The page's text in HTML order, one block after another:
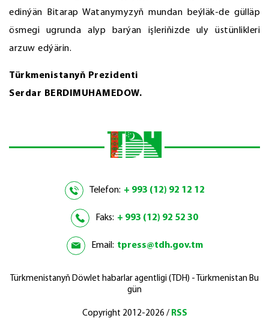
edinýän Bitarap Watanymyzyň mundan beýläk-de gülläp
ösmegi ugrunda alyp barýan işleriňizde uly üstünlikleri
arzuw edýärin.
Türkmenistanyň Prezidenti
Serdar BERDIMUHAMEDOW.
Telefon: + 993 (12) 92 12 12
Faks: + 993 (12) 92 52 30
Email: tpress@tdh.gov.tm
Türkmenistanyň Döwlet habarlar agentligi (TDH) - Türkmenistan Bu
gün
Copyright 2012-2026 / RSS